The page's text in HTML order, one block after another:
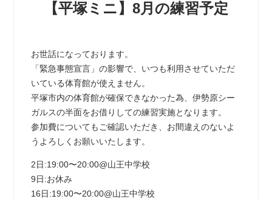
【平塚ミニ】8月の練習予定
お世話になっております。
「緊急事態宣言」の影響で、いつも利用させていただ
いている体育館が使えません。
平塚市内の体育館が確保できなかった為、伊勢原シー
ガルスの半面をお借りしての練習実施となります。
参加費についてもご確認いただき、お間違えのないよ
うよろしくお願いいたします。
2日:19:00〜20:00@山王中学校
9日:お休み
16日:19:00〜20:00@山王中学校